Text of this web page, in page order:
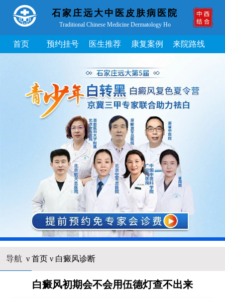
石家庄远大中医皮肤病医院
Traditional Chinese Medicine Dermatology Ho
首页 预约挂号 医生推荐 康复案例 来院路线
导航 ν 首页ν 白癜风诊断
白癜风初期会不会用伍德灯查不出来